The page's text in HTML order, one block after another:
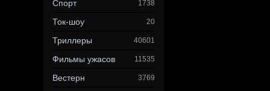
Спорт 1738
Ток-шоу 20
Триллеры 40601
Фильмы ужасов 11535
Вестерн 3769